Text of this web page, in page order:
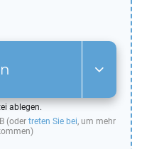
ablegen.
(oder treten Sie bei, um mehr